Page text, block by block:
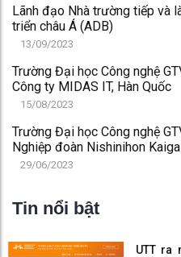
Lãnh đạo Nhà trường tiếp và
triển châu Á (ADB)
13/09/2023
Trường Đại học Công nghệ
Công ty MIDAS IT, Hàn Quốc
15/08/2023
Trường Đại học Công nghệ
Nghiệp đoàn Nishinihon
29/06/2023
Tin nổi bật
UTT ra